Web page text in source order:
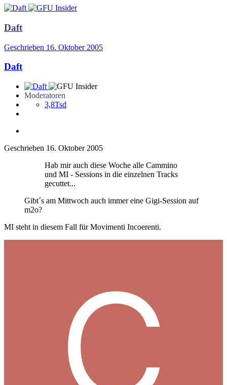
Daft
Geschrieben 16. Oktober 2005
Daft
Moderatoren
3,8Tsd
Geschrieben 16. Oktober 2005
Hab mir auch diese Woche alle Cammino
und MI - Sessions in die einzelnen Tracks
gecuttet...
Gibt´s am Mittwoch auch immer eine Gigi-Session auf
m2o?
MI steht in diesem Fall für Movimenti Incoerenti.